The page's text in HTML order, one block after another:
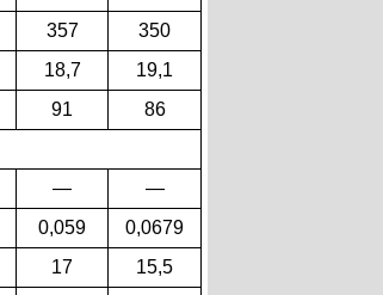
357 350
18,7
19,1
91
86
— —
0,059
0,0679
17
15,5